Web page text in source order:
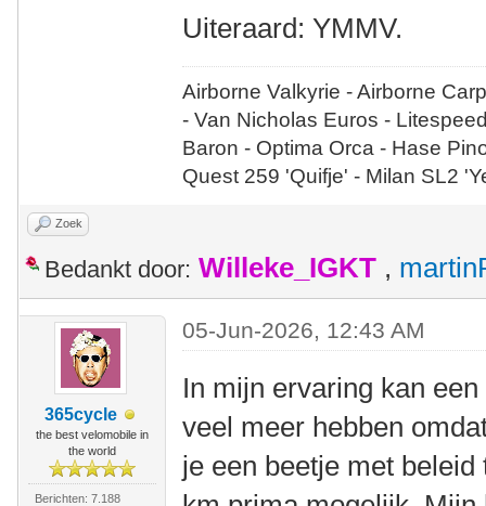
Uiteraard: YMMV.
Airborne Valkyrie - Airborne
- Van Nicholas Euros -
Baron - Optima Orca - Hase
Quest 259 'Quifje' - Milan SL2
Zoek
Bedankt door: Willeke_IGKT ,
365cycle
the best velomobile in
the world
Berichten: 7.188
05-Jun-2026, 12:43 AM
In mijn ervaring kan
veel meer hebben
je een beetje met